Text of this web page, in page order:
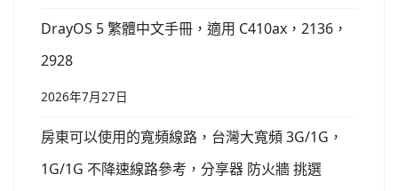
DrayOS 5 繁體中文手冊，適用 C410ax，2136，
2928
2026年7月27日
房東可以使用的寬頻線路，台灣大寬頻 3G/1G，
1G/1G 不降速線路參考，分享器 防火牆 挑選